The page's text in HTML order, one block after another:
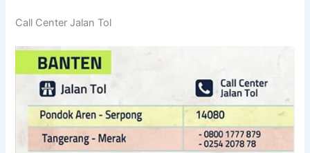
Call Center Jalan Tol